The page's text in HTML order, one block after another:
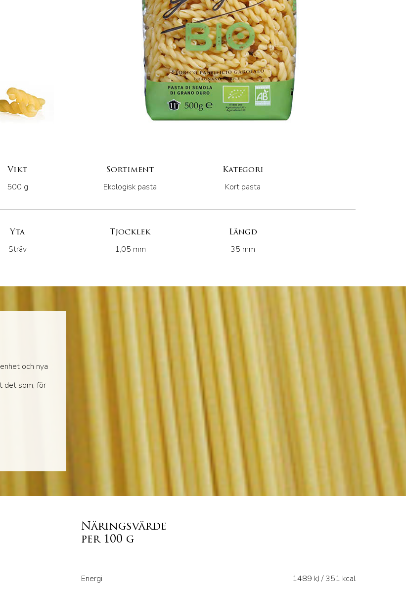
Vikt
500 g
Sortiment
Ekologisk pasta
Kategori
Kort pasta
Yta
Sträv
Tjocklek
1,05 mm
Längd
35 mm
och nya
det som, för
Näringsvärde
per 100 g
Energi 1489 kJ / 351 kcal